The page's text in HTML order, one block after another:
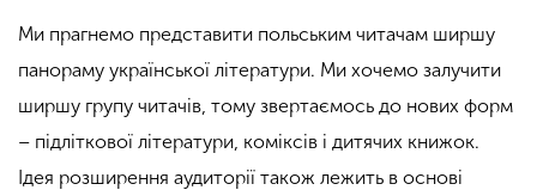
Ми прагнемо представити польським читачам ширшу
панораму української літератури. Ми хочемо залучити
ширшу групу читачів, тому звертаємось до нових форм
– підліткової літератури, коміксів і дитячих книжок.
Ідея розширення аудиторії також лежить в основі